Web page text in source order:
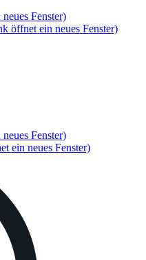
Fenster)
öffnet ein neues Fenster)
Fenster)
ein neues Fenster)